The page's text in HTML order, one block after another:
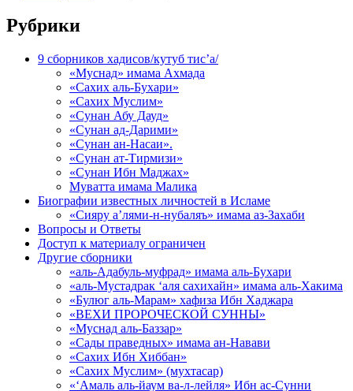
Рубрики
9 сборников хадисов/кутуб тис’а/
«Муснад» имама Ахмада
«Сахих аль-Бухари»
«Сахих Муслим»
«Сунан Абу Дауд»
«Сунан ад-Дарими»
«Сунан ан-Насаи».
«Сунан ат-Тирмизи»
«Сунан Ибн Маджах»
Муватта имама Малика
Биографии известных личностей в Исламе
«Сияру а’лями-н-нубаляъ» имама аз-Захаби
Вопросы и Ответы
Доступ к материалу ограничен
Другие сборники
«аль-Адабуль-муфрад» имама аль-Бухари
«аль-Мустадрак ‘аля сахихайн» имама аль-Хакима
«Булюг аль-Марам» хафиза Ибн Хаджара
«ВЕХИ ПРОРОЧЕСКОЙ СУННЫ»
«Муснад аль-Баззар»
«Сады праведных» имама ан-Навави
«Сахих Ибн Хиббан»
«Сахих Муслим» (мухтасар)
«‘Амаль аль-йаум ва-л-лейля» Ибн ас-Сунни